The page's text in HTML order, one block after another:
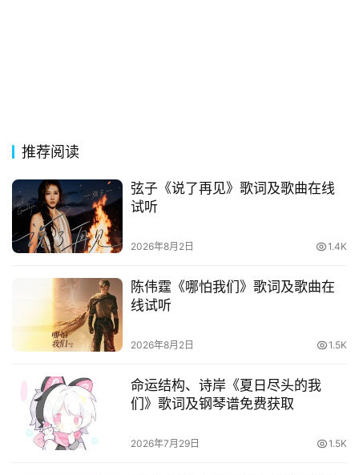
网
络
热
词
电
词
语
推荐阅读
弦子《说了再见》歌词及歌曲在线
试听
2026年8月2日 1.4K
陈伟霆《哪怕我们》歌词及歌曲在
线试听
2026年8月2日 1.5K
命运结构、诗岸《夏日尽头的我
们》歌词及钢琴谱免费获取
2026年7月29日 1.5K